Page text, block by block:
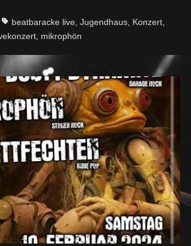
Tagsbeatbaracke live, Jugendhaus, Konzert,
, mikrophön